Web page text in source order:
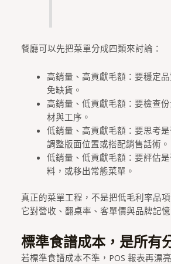
餐廳可以先把菜單分成四類來討論：
高銷量、高貢獻毛額：要穩定
免缺貨。
高銷量、低貢獻毛額：要檢查
材與工序。
低銷量、高貢獻毛額：要思考
調整版面位置或搭配銷售話術。
低銷量、低貢獻毛額：要評估
料，或移出常態菜單。
真正的菜單工程，不是把低毛利率品
它對營收、翻桌率、客單價與品牌記憶
標準食譜成本，是所有
若標準食譜成本不準，POS 報表再漂